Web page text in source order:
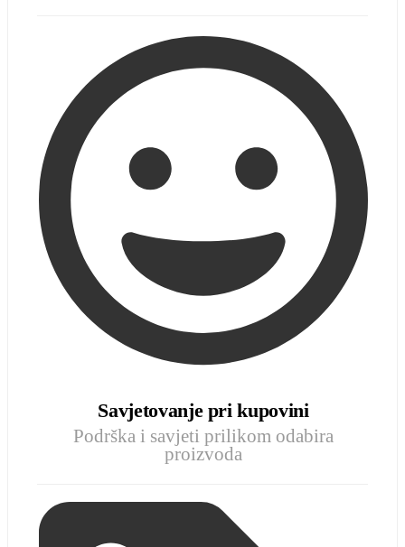
Savjetovanje pri kupovini
Podrška i savjeti prilikom odabira
proizvoda